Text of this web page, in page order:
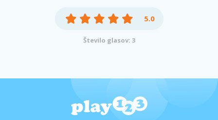
5.0
Število glasov: 3